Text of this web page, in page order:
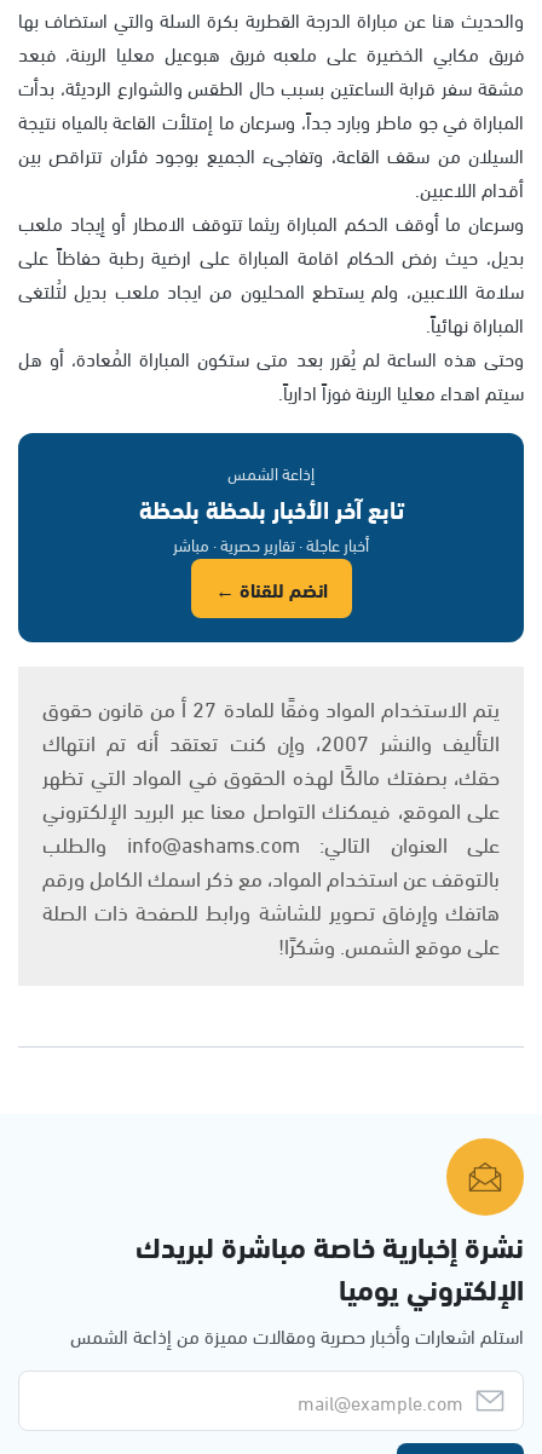
والحديث هنا عن مباراة الدرجة القطرية بكرة السلة والتي استضاف بها
فريق مكابي الخضيرة على ملعبه فريق هبوعيل معليا الرينة، فبعد
مشقة سفر قرابة الساعتين بسبب حال الطقس والشوارع الرديئة، بدأت
المباراة في جو ماطر وبارد جداً، وسرعان ما إمتلأت القاعة بالمياه نتيجة
السيلان من سقف القاعة، وتفاجىء الجميع بوجود فئران تتراقص بين
أقدام اللاعبين.
وسرعان ما أوقف الحكم المباراة ريثما تتوقف الامطار أو إيجاد ملعب
بديل، حيث رفض الحكام اقامة المباراة على ارضية رطبة حفاظاً على
سلامة اللاعبين، ولم يستطع المحليون من ايجاد ملعب بديل لتُلتغى
المباراة نهائياً.
وحتى هذه الساعة لم يُقرر بعد متى ستكون المباراة المُعادة، أو هل
سيتم اهداء معليا الرينة فوزاً ادارياً.
إذاعة الشمس
تابع آخر الأخبار بلحظة بلحظة
أخبار عاجلة · تقارير حصرية · مباشر
انضم للقناة ←
يتم الاستخدام المواد وفقًا للمادة 27 أ من قانون حقوق
التأليف والنشر 2007، وإن كنت تعتقد أنه تم انتهاك
حقك، بصفتك مالكًا لهذه الحقوق في المواد التي تظهر
على الموقع، فيمكنك التواصل معنا عبر البريد الإلكتروني
على العنوان التالي: info@ashams.com والطلب
بالتوقف عن استخدام المواد، مع ذكر اسمك الكامل ورقم
هاتفك وإرفاق تصوير للشاشة ورابط للصفحة ذات الصلة
على موقع الشمس. وشكرًا!
نشرة إخبارية خاصة مباشرة لبريدك
الإلكتروني يوميا
استلم اشعارات وأخبار حصرية ومقالات مميزة من إذاعة الشمس